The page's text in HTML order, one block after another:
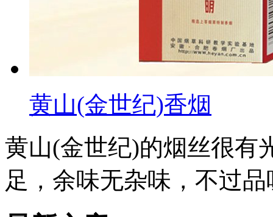
黄山(金世纪)香烟
黄山(金世纪)的烟丝很有
足，余味无杂味，不过